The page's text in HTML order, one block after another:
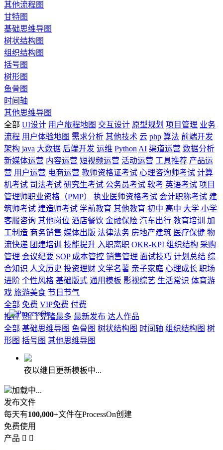
其他流程图
甘特图
基础思维导图
树状结构图
组织结构图
括号图
树形图
鱼骨图
时间轴
其他思维导图
全部 UI设计 用户旅程地图 交互设计 原型规划 项目管理 业务
流程 用户体验地图 需求分析 其他技术 云 php 算法 前端开发
架构 java 大数据 后端开发 运维 Python AI 渠道运营 数据分析
新媒体运营 内容运营 短视频运营 活动运营 工具推荐 产品运
营 用户运营 电商运营 教师资格证考试 心理咨询师考试 计算
机考试 司法考试 研究生考试 公务员考试 软考 英语考试 项目
管理师职业资格（PMP）
执业医师资格考试 会计职称考试 建
筑师考试 建造师考试 学前教育 其他教育 初中 高中 大学 小学
客服咨询 其他岗位 酒店餐饮 金融保险 汽车出行 教育培训
加
工制造 商务销售 媒体出版 法律法务 房地产建筑 医疗保健 物
流快递 团建培训 技能提升 入职离职 OKR-KPI 组织结构 采购
管理 会议纪要 SOP 成本管控 销售管理 面试技巧 计划总结 综
合知识 人文历史 投资理财 文学名著 亲子家庭 心理成长 职场
进阶 个性风格 基础版式 通用模板 影视综艺 生活常识 体育游
戏 旅游美食 节日节气
全部 免费 VIP免费 付费
推荐 热门 克隆最多 最新发布 达人作品
全部 基础思维导图 鱼骨图 树状结构图 时间轴 组织结构图 树
形图 括号图 其他思维导图
夜以继日更新模板中...
加载中...
发布文件
每天有100,000+文件在ProcessOn创建
免费使用
产品  